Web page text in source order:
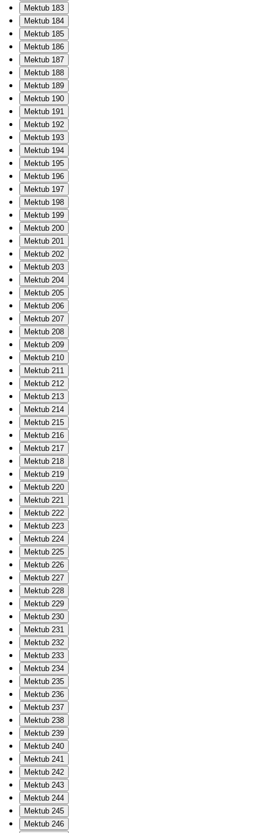
Mektub 183
Mektub 184
Mektub 185
Mektub 186
Mektub 187
Mektub 188
Mektub 189
Mektub 190
Mektub 191
Mektub 192
Mektub 193
Mektub 194
Mektub 195
Mektub 196
Mektub 197
Mektub 198
Mektub 199
Mektub 200
Mektub 201
Mektub 202
Mektub 203
Mektub 204
Mektub 205
Mektub 206
Mektub 207
Mektub 208
Mektub 209
Mektub 210
Mektub 211
Mektub 212
Mektub 213
Mektub 214
Mektub 215
Mektub 216
Mektub 217
Mektub 218
Mektub 219
Mektub 220
Mektub 221
Mektub 222
Mektub 223
Mektub 224
Mektub 225
Mektub 226
Mektub 227
Mektub 228
Mektub 229
Mektub 230
Mektub 231
Mektub 232
Mektub 233
Mektub 234
Mektub 235
Mektub 236
Mektub 237
Mektub 238
Mektub 239
Mektub 240
Mektub 241
Mektub 242
Mektub 243
Mektub 244
Mektub 245
Mektub 246